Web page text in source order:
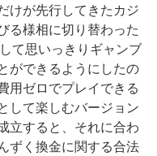
けが先行してきたカジ
る様相に切り替わった
て思いっきりギャンブ
ができるようにしたの
用ゼロでプレイできる
して楽しむバージョン
立すると、それに合わ
ずく換金に関する合法